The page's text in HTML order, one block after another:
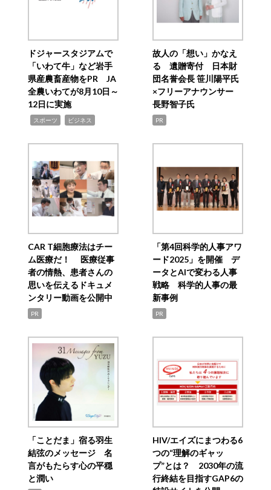
ドジャースタジアムで
「いわて牛」など岩手
県産農畜産物をPR JA
全農いわてが8月10日～
12日に実施
スポーツ ビジネス
故人の「想い」かなえ
る 遺贈寄付 日本財
団名誉会長 笹川陽平氏
×フリーアナウンサー
長野智子氏
PR
CAR T細胞療法はチー
ム医療だ！ 医療従事
者の情熱、患者さんの
思いを伝えるドキュメ
ンタリー動画を公開中
PR
「第4回科学的人事アワ
ード2025」を開催 デ
ータとAIで変わる人事
戦略 科学的人事の最
新事例
PR
「ことだま」宿る羽生
結弦のメッセージ 名
言がもたらす心の平穏
と潤い
HIV/エイズにまつわる6
つの“理解のギャッ
プ”とは？ 2030年の流
行終結を目指すGAP6の